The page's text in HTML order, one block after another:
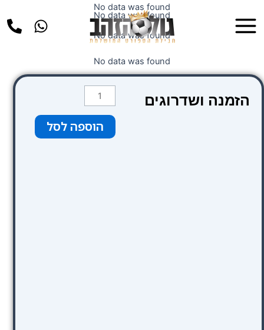
לתוכן
Menu
No data was found
No data was found
No data was found
No data was found
הזמנה ושדרוגים
כמות
של
Thistle
Trafalgar
הוספה לסל